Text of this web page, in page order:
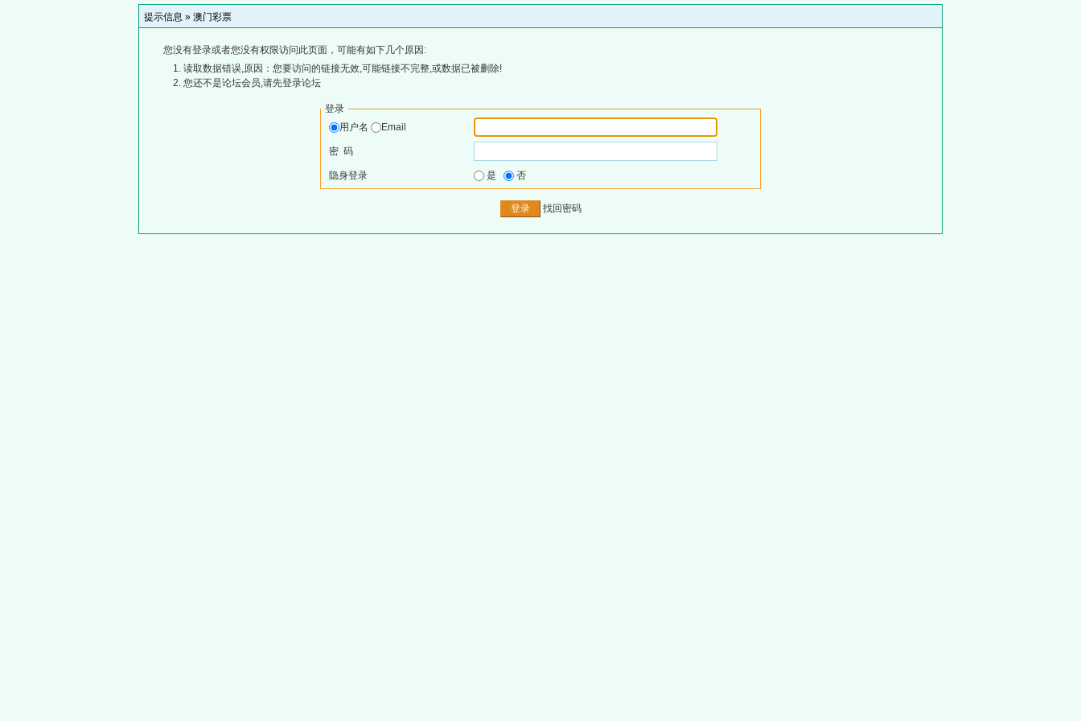
提示信息 » 澳门彩票
您没有登录或者您没有权限访问此页面，可能有如下几个原因:
读取数据错误,原因：您要访问的链接无效,可能链接不完整,或数据已被删除!
您还不是论坛会员,请先登录论坛
登录
用户名
Email
密 码
隐身登录 是 否
找回密码